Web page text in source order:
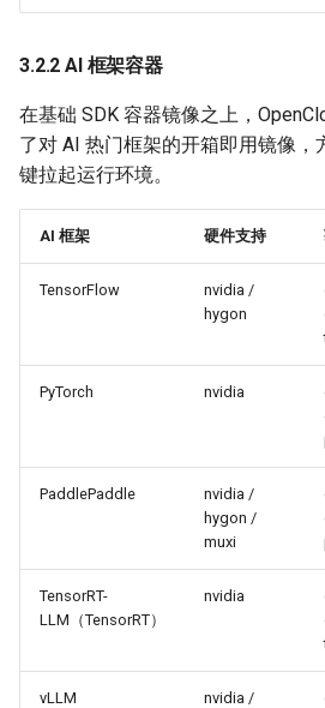
3.2.2 AI 框架容器
在基础 SDK 容器镜像之上，
了对 AI 热门框架的开箱即用镜像，
键拉起运行环境。
AI 框架 硬件支持
TensorFlow
nvidia /
hygon
PyTorch nvidia
PaddlePaddle
nvidia /
hygon /
muxi
TensorRT-
LLM（TensorRT）
nvidia
vLLM
nvidia /